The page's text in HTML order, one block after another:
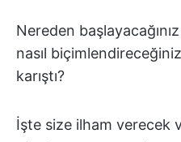
Nereden
nasıl
karıştı?
İşte size ilham verecek